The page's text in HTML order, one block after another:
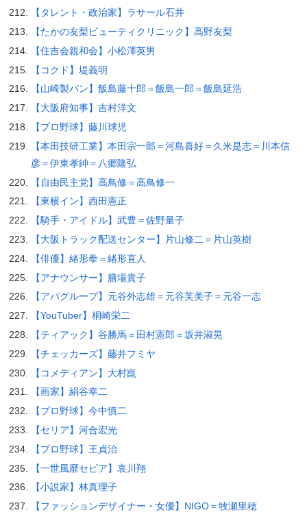
【タレント・政治家】ラサール石井
【たかの友梨ビューティクリニック】高野友梨
【住吉会親和会】小松澤英男
【コクド】堤義明
【山崎製パン】飯島藤十郎＝飯島一郎＝飯島延浩
【大阪府知事】吉村洋文
【プロ野球】藤川球児
【本田技研工業】本田宗一郎＝河島喜好＝久米是志＝川本信
彦＝伊東孝紳＝八郷隆弘
【自由民主党】高鳥修＝高鳥修一
【東横イン】西田憲正
【騎手・アイドル】武豊＝佐野量子
【大阪トラック配送センター】片山修二＝片山英樹
【俳優】緒形拳＝緒形直人
【アナウンサー】膳場貴子
【アパグループ】元谷外志雄＝元谷芙美子＝元谷一志
【YouTuber】桐崎栄二
【ティアック】谷勝馬＝田村憲郎＝坂井淑晃
【チェッカーズ】藤井フミヤ
【コメディアン】大村崑
【画家】絹谷幸二
【プロ野球】今中慎二
【セリア】河合宏光
【プロ野球】王貞治
【一世風靡セピア】哀川翔
【小説家】林真理子
【ファッションデザイナー・女優】NIGO＝牧瀬里穂